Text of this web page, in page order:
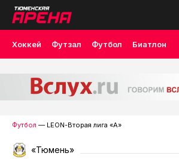
Хоккей Футзал Футбол Биатлон
Футбол — LEON-Вторая лига «А»
«Тюмень»